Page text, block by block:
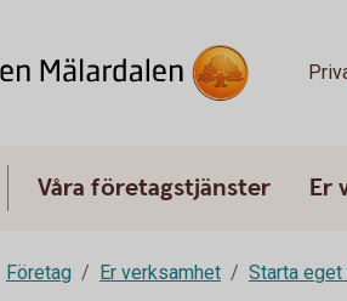
Våra företagstjänster Er
Företag Er verksamhet Starta